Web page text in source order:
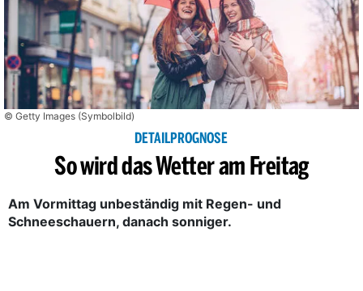
© Getty Images (Symbolbild)
DETAILPROGNOSE
So wird das Wetter am Freitag
Am Vormittag unbeständig mit Regen- und
Schneeschauern, danach sonniger.